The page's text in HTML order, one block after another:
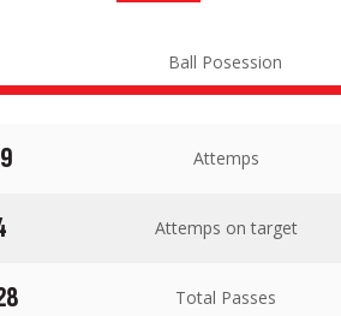
Ball Posession
Attemps
Attemps on target
Total Passes